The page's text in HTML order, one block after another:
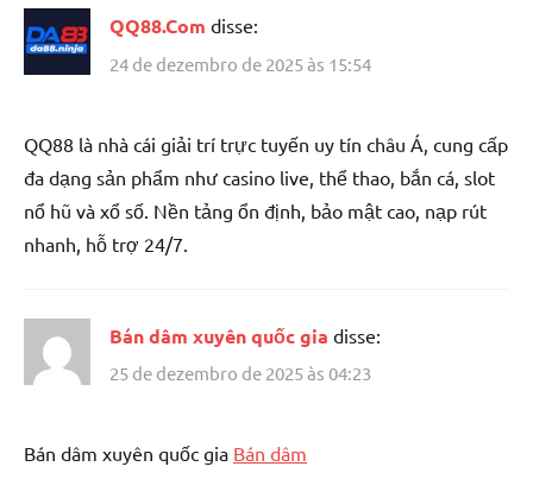
QQ88.Com disse:
24 de dezembro de 2025 às 15:54
QQ88 là nhà cái giải trí trực tuyến uy tín châu Á, cung cấp
đa dạng sản phẩm như casino live, thể thao, bắn cá, slot
nổ hũ và xổ số. Nền tảng ổn định, bảo mật cao, nạp rút
nhanh, hỗ trợ 24/7.
Bán dâm xuyên quốc gia disse:
25 de dezembro de 2025 às 04:23
Bán dâm xuyên quốc gia Bán dâm